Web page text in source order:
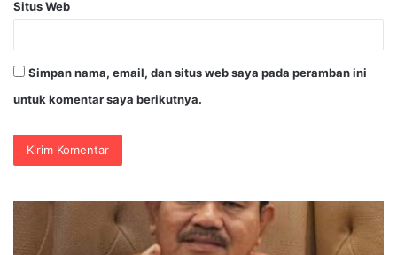
Situs Web
Simpan nama, email, dan situs web saya pada peramban ini
untuk komentar saya berikutnya.
Polres
Jombang
Perkuat